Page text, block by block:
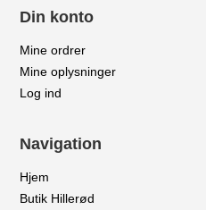
Din konto
Mine ordrer
Mine oplysninger
Log ind
Navigation
Hjem
Butik Hillerød